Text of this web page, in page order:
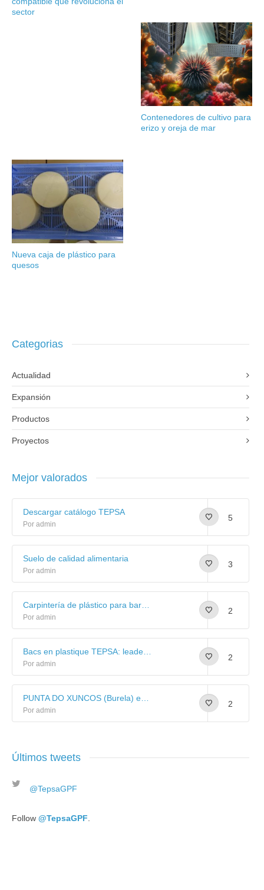
sector
Contenedores de cultivo para
erizo y oreja de mar
Nueva caja de plástico para
quesos
Categorias
Actualidad
Expansión
Productos
Proyectos
Mejor valorados
Descargar catálogo TEPSA
Por admin
5
Suelo de calidad alimentaria
Por admin
3
Por admin
2
Por admin
2
Por admin
2
Últimos tweets
@TepsaGPF
Follow @TepsaGPF